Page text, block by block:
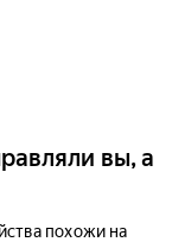
вы, а
похожи на